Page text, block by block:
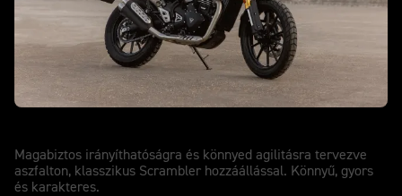
Magabiztos irányíthatóságra és könnyed agilitásra tervezve
aszfalton, klasszikus Scrambler hozzáállással. Könnyű, gyors
és karakteres.